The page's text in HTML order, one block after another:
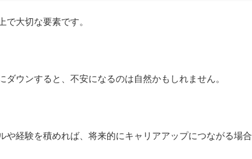
大切な要素です。
ウンすると、不安になるのは自然かもしれません。
や経験を積めれば、将来的にキャリアアップにつながる場合